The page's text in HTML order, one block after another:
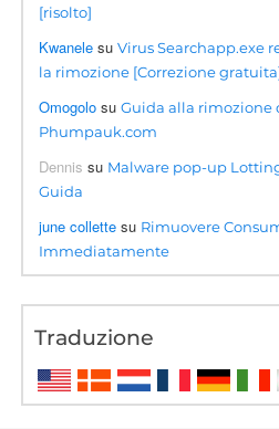
[risolto]
Kwanele suVirus Searchapp.exe
la rimozione [Correzione
Omogolo suGuida alla rimozione
Phumpauk.com
Dennis su Malware pop-up
Guida
june collette su Rimuovere
Immediatamente
Traduzione